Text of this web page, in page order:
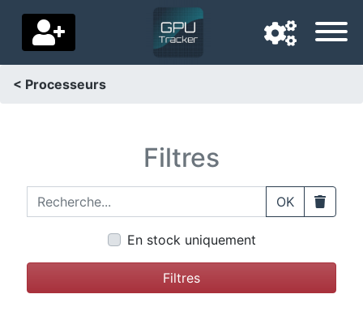
Accueil
Baisses de prix
Paramètres
Soutenez-nous
< Processeurs
Filtres
Recherche... OK Clear
En stock uniquement
Filtres